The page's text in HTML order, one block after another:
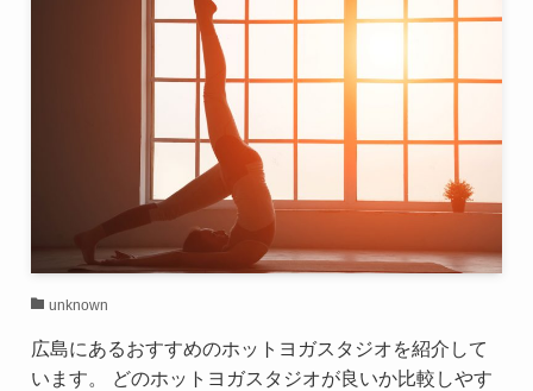
unknown
広島にあるおすすめのホットヨガスタジオを紹介して
います。 どのホットヨガスタジオが良いか比較しやす